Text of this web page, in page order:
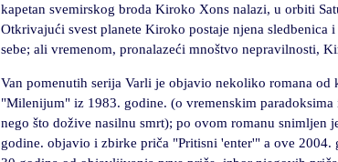
kapetan svemirskog broda Kiroko Xons nalazi, u orbiti
Otkrivajući svest planete Kiroko postaje njena sledbenica
sebe; ali vremenom, pronalazeći mnoštvo nepravilnosti,
Van pomenutih serija Varli je objavio nekoliko romana od
"Milenijum" iz 1983. godine. (o vremenskim paradoksima
nego što dožive nasilnu smrt); po ovom romanu snimljen
godine. objavio i zbirke priča "Pritisni 'enter'" a ove 2004.